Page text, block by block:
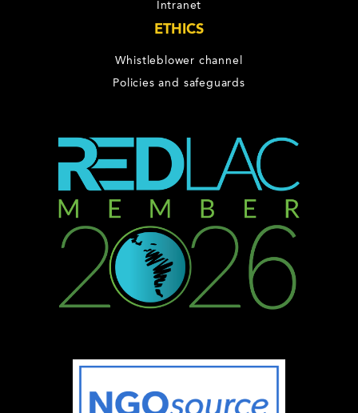
Intranet
ETHICS
Whistleblower channel
Policies and safeguards